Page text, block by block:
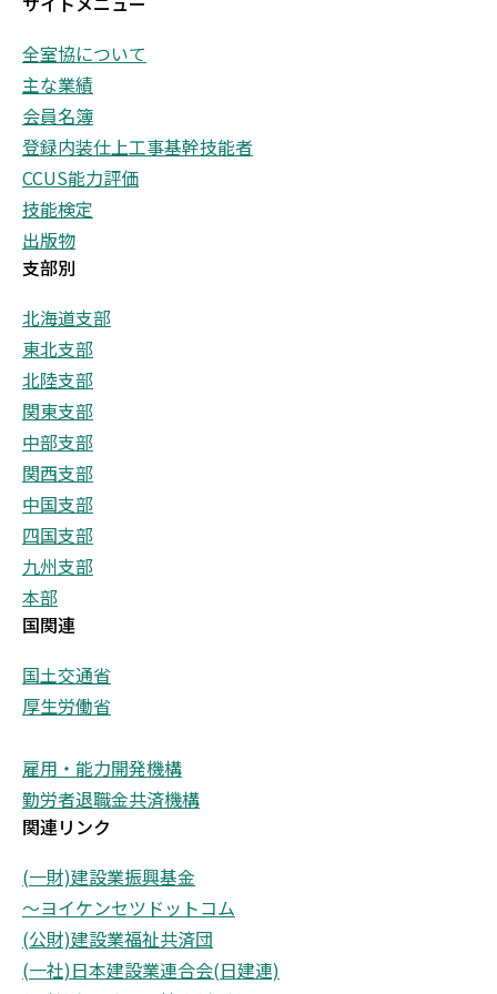
全室協について
主な業績
会員名簿
登録内装仕上工事基幹技能者
CCUS能力評価
技能検定
出版物
支部別
北海道支部
東北支部
北陸支部
関東支部
中部支部
関西支部
中国支部
四国支部
九州支部
本部
国関連
国土交通省
厚生労働省
雇用・能力開発機構
勤労者退職金共済機構
関連リンク
(一財)建設業振興基金
～ヨイケンセツドットコム
(公財)建設業福祉共済団
(一社)日本建設業連合会(日建連)